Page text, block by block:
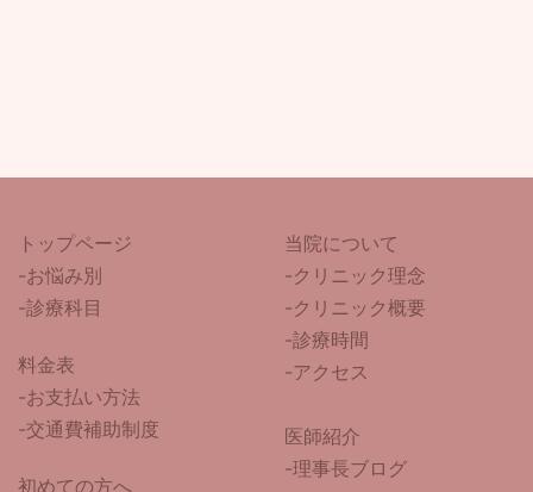
トップページ
-お悩み別
-診療科目
料金表
-お支払い方法
-交通費補助制度
初めての方へ
当院について
-クリニック理念
-クリニック概要
-診療時間
-アクセス
医師紹介
-理事長ブログ